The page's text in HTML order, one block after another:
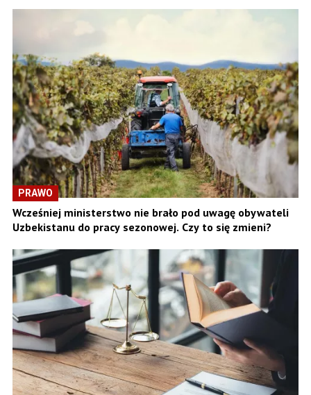
PRAWO
Wcześniej ministerstwo nie brało pod uwagę obywateli
Uzbekistanu do pracy sezonowej. Czy to się zmieni?